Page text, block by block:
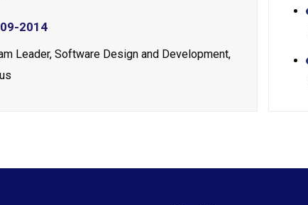
2014
Leader, Software Design and Development,